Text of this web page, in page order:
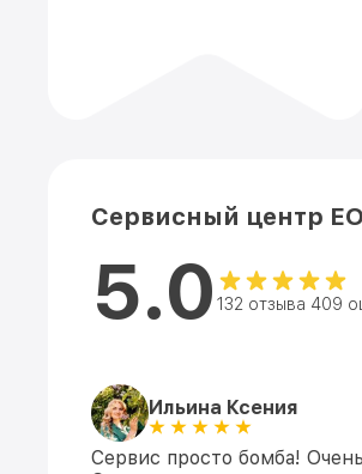
Сервисный центр
5.0 132 отзыва 409
Ильина Ксения
Сервис просто бомба!